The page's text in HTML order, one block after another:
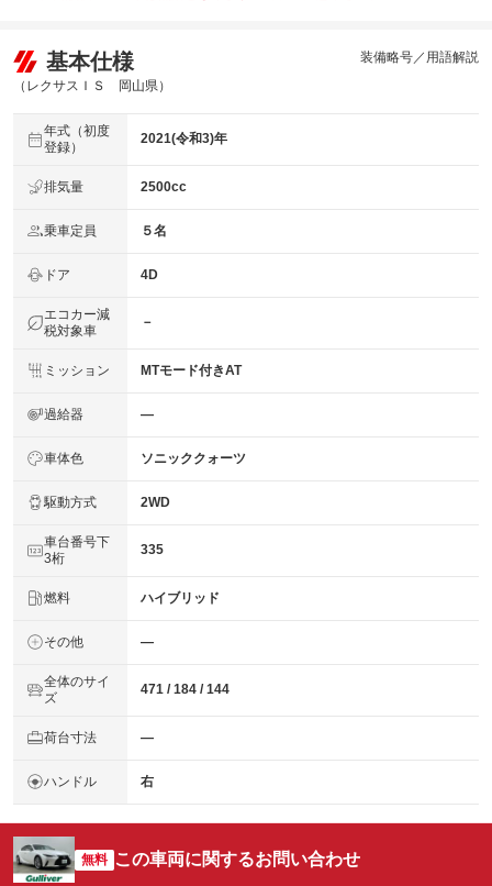
基本仕様
（レクサスＩＳ 岡山県）
装備略号／用語解説
年式（初度
登録）
2021(令和3)年
排気量 2500cc
乗車定員 ５名
ドア 4D
エコカー減
税対象車
－
ミッション MTモード付きAT
過給器 ―
車体色 ソニッククォーツ
駆動方式 2WD
車台番号下
3桁
335
燃料 ハイブリッド
その他 ―
全体のサイ
ズ
471 / 184 / 144
荷台寸法 ―
ハンドル 右
無料 この車両に関するお問い合わせ